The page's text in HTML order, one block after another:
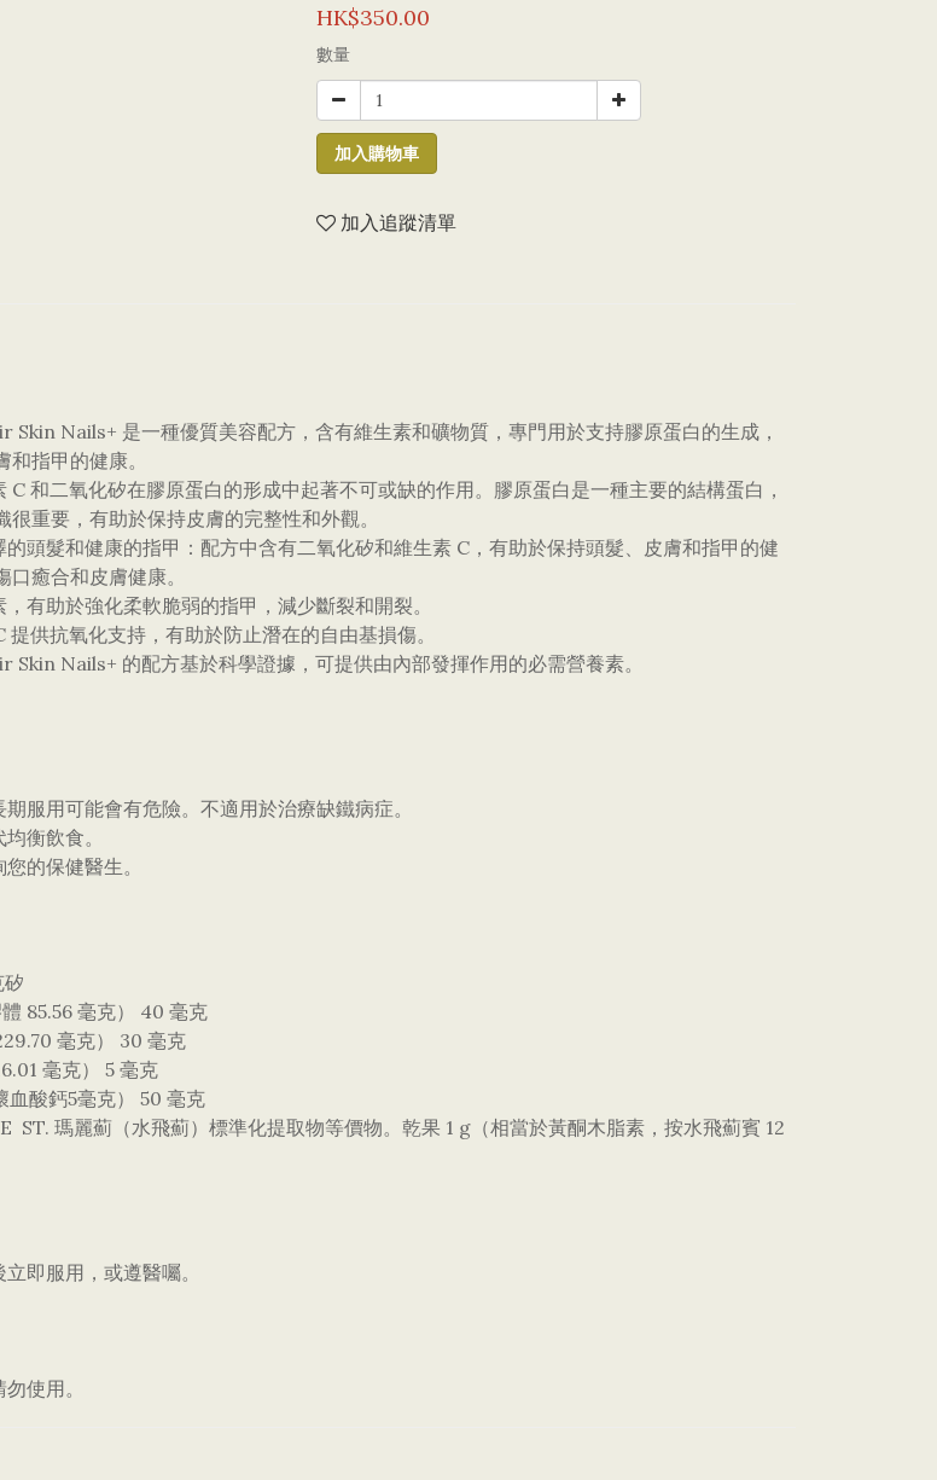
HK$350.00
數量
加入購物車
加入追蹤清單
Nails+ 是一種優質美容配方，含有維生素和礦物質，專門用於支持膠原蛋白的生成，
指甲的健康。
C 和二氧化矽在膠原蛋白的形成中起著不可或缺的作用。膠原蛋白是一種主要的結構蛋白，
重要，有助於保持皮膚的完整性和外觀。
頭髮和健康的指甲：配方中含有二氧化矽和維生素 C，有助於保持頭髮、皮膚和指甲的健
癒合和皮膚健康。
有助於強化柔軟脆弱的指甲，減少斷裂和開裂。
供抗氧化支持，有助於防止潛在的自由基損傷。
Nails+ 的配方基於科學證據，可提供由內部發揮作用的必需營養素。
服用可能會有危險。不適用於治療缺鐵病症。
衡飲食。
的保健醫生。
85.56 毫克） 40 毫克
毫克） 30 毫克
毫克） 5 毫克
酸鈣5毫克） 50 毫克
ST. 瑪麗薊（水飛薊）標準化提取物等價物。乾果 1 g（相當於黃酮木脂素，按水飛薊賓 12
即服用，或遵醫囑。
使用。